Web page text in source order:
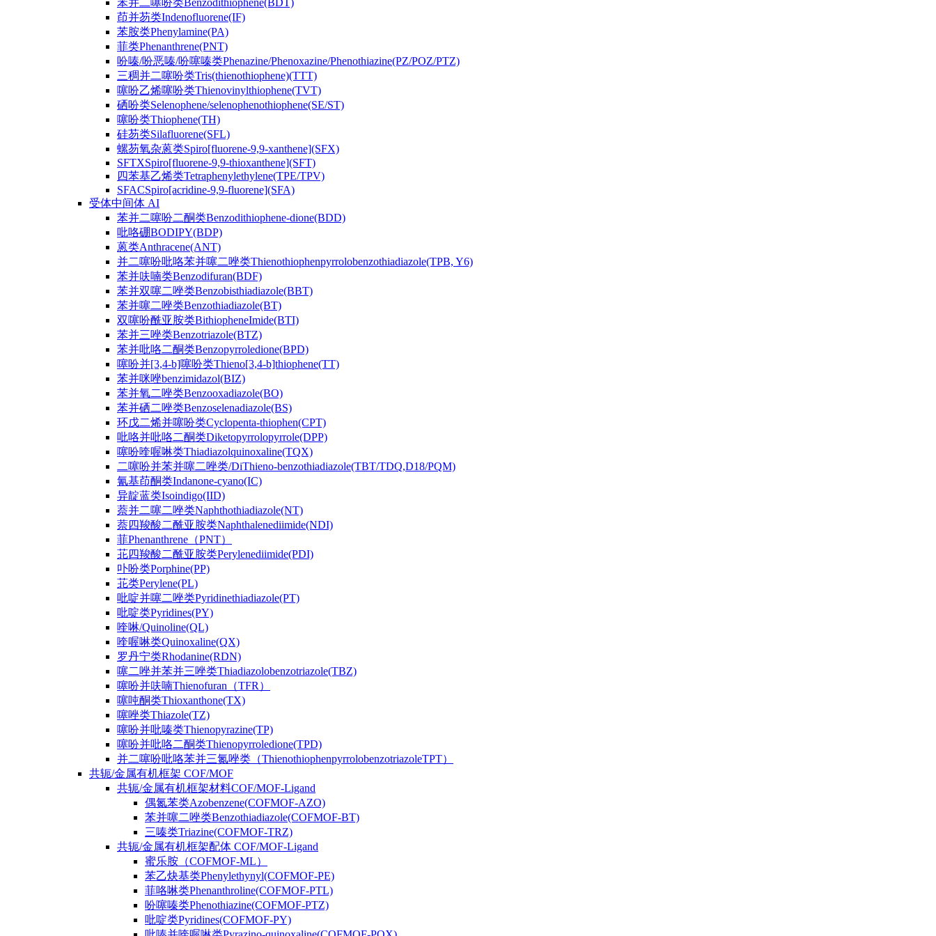
苯并二噻吩类Benzodithiophene(BDT)
茚并芴类Indenofluorene(IF)
苯胺类Phenylamine(PA)
菲类Phenanthrene(PNT)
吩嗪/吩恶嗪/吩噻嗪类Phenazine/Phenoxazine/Phenothiazine(PZ/POZ/PTZ)
三稠并二噻吩类Tris(thienothiophene)(TTT)
噻吩乙烯噻吩类Thienovinylthiophene(TVT)
硒吩类Selenophene/selenophenothiophene(SE/ST)
噻吩类Thiophene(TH)
硅芴类Silafluorene(SFL)
螺芴氧杂蒽类Spiro[fluorene-9,9-xanthene](SFX)
SFTXSpiro[fluorene-9,9-thioxanthene](SFT)
四苯基乙烯类Tetraphenylethylene(TPE/TPV)
SFACSpiro[acridine-9,9-fluorene](SFA)
受体中间体 AI
苯并二噻吩二酮类Benzodithiophene-dione(BDD)
吡咯硼BODIPY(BDP)
蒽类Anthracene(ANT)
并二噻吩吡咯苯并噻二唑类Thienothiophenpyrrolobenzothiadiazole(TPB, Y6)
苯并呋喃类Benzodifuran(BDF)
苯并双噻二唑类Benzobisthiadiazole(BBT)
苯并噻二唑类Benzothiadiazole(BT)
双噻吩酰亚胺类BithiopheneImide(BTI)
苯并三唑类Benzotriazole(BTZ)
苯并吡咯二酮类Benzopyrroledione(BPD)
噻吩并[3,4-b]噻吩类Thieno[3,4-b]thiophene(TT)
苯并咪唑benzimidazol(BIZ)
苯并氧二唑类Benzooxadiazole(BO)
苯并硒二唑类Benzoselenadiazole(BS)
环戊二烯并噻吩类Cyclopenta-thiophen(CPT)
吡咯并吡咯二酮类Diketopyrrolopyrrole(DPP)
噻吩喹喔啉类Thiadiazolquinoxaline(TQX)
二噻吩并苯并噻二唑类/DiThieno-benzothiadiazole(TBT/TDQ,D18/PQM)
氰基茚酮类Indanone-cyano(IC)
异靛蓝类Isoindigo(IID)
萘并二噻二唑类Naphthothiadiazole(NT)
萘四羧酸二酰亚胺类Naphthalenediimide(NDI)
菲Phenanthrene（PNT）
苝四羧酸二酰亚胺类Perylenediimide(PDI)
卟吩类Porphine(PP)
苝类Perylene(PL)
吡啶并噻二唑类Pyridinethiadiazole(PT)
吡啶类Pyridines(PY)
喹啉/Quinoline(QL)
喹喔啉类Quinoxaline(QX)
罗丹宁类Rhodanine(RDN)
噻二唑并苯并三唑类Thiadiazolobenzotriazole(TBZ)
噻吩并呋喃Thienofuran（TFR）
噻吨酮类Thioxanthone(TX)
噻唑类Thiazole(TZ)
噻吩并吡嗪类Thienopyrazine(TP)
噻吩并吡咯二酮类Thienopyrroledione(TPD)
并二噻吩吡咯苯并三氮唑类（ThienothiophenpyrrolobenzotriazoleTPT）
共轭/金属有机框架 COF/MOF
共轭/金属有机框架材料COF/MOF-Ligand
偶氮苯类Azobenzene(COFMOF-AZO)
苯并噻二唑类Benzothiadiazole(COFMOF-BT)
三嗪类Triazine(COFMOF-TRZ)
共轭/金属有机框架配体 COF/MOF-Ligand
蜜乐胺（COFMOF-ML）
苯乙炔基类Phenylethynyl(COFMOF-PE)
菲咯啉类Phenanthroline(COFMOF-PTL)
吩噻嗪类Phenothiazine(COFMOF-PTZ)
吡啶类Pyridines(COFMOF-PY)